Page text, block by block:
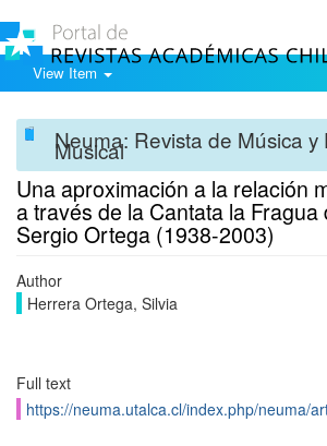
View Item
Neuma: Revista de Música y
Musical
Una aproximación a la relación
a través de la Cantata la
Sergio Ortega (1938-2003)
Author
Herrera Ortega, Silvia
Full text
https://neuma.utalca.cl/index.php/neuma/